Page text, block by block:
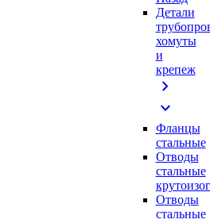
Детали
хомуты
и
крепеж
chevron_right
expand_more
Фланцы
стальные
Отводы
стальные
Отводы
стальные